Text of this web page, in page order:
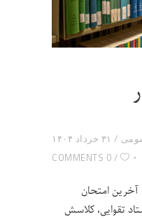
۳۱ خرداد ۱۴۰۴
0 COMMENTS
۰
امتحان
تقوایی، کلاسش